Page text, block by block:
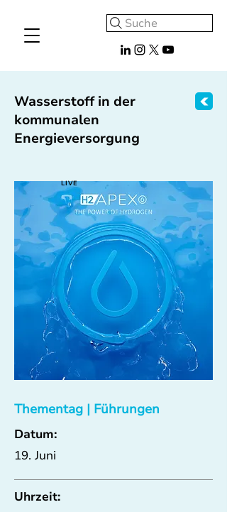
Suche
Wasserstoff in der
kommunalen
Energieversorgung
LIVE
Thementag | Führungen
Datum:
19. Juni
Uhrzeit: